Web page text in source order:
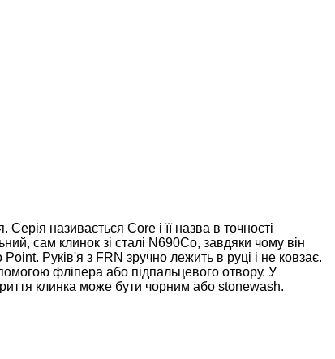
називається Core і її назва в точності
сам клинок зі сталі N690Co, завдяки чому він
Руків'я з FRN зручно лежить в руці і не ковзає.
фліпера або підпальцевого отвору. У
клинка може бути чорним або stonewash.